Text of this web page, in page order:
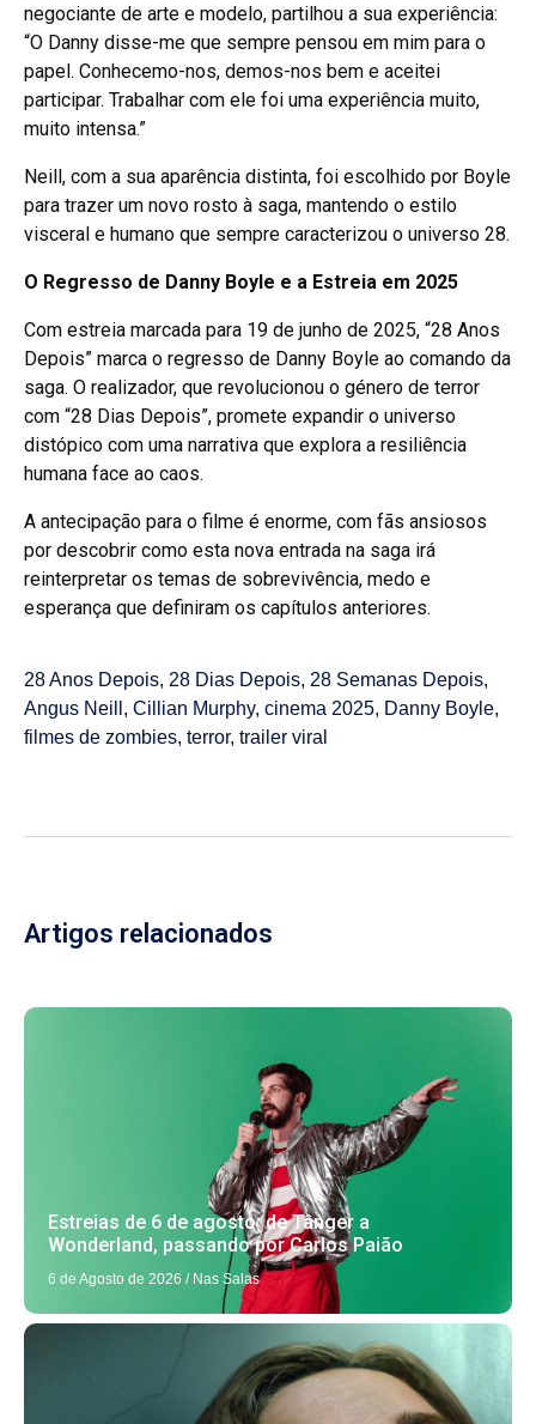
negociante de arte e modelo, partilhou a sua experiência:
“O Danny disse-me que sempre pensou em mim para o
papel. Conhecemo-nos, demos-nos bem e aceitei
participar. Trabalhar com ele foi uma experiência muito,
muito intensa.”
Neill, com a sua aparência distinta, foi escolhido por Boyle
para trazer um novo rosto à saga, mantendo o estilo
visceral e humano que sempre caracterizou o universo 28.
O Regresso de Danny Boyle e a Estreia em 2025
Com estreia marcada para 19 de junho de 2025, “28 Anos
Depois” marca o regresso de Danny Boyle ao comando da
saga. O realizador, que revolucionou o género de terror
com “28 Dias Depois”, promete expandir o universo
distópico com uma narrativa que explora a resiliência
humana face ao caos.
A antecipação para o filme é enorme, com fãs ansiosos
por descobrir como esta nova entrada na saga irá
reinterpretar os temas de sobrevivência, medo e
esperança que definiram os capítulos anteriores.
28 Anos Depois, 28 Dias Depois, 28 Semanas Depois,
Angus Neill , Cillian Murphy, cinema 2025, Danny Boyle,
filmes de zombies, terror, trailer viral
Artigos relacionados
Estreias de 6 de agosto: de Tânger a
Wonderland, passando por Carlos Paião
6 de Agosto de 2026 / Nas Salas